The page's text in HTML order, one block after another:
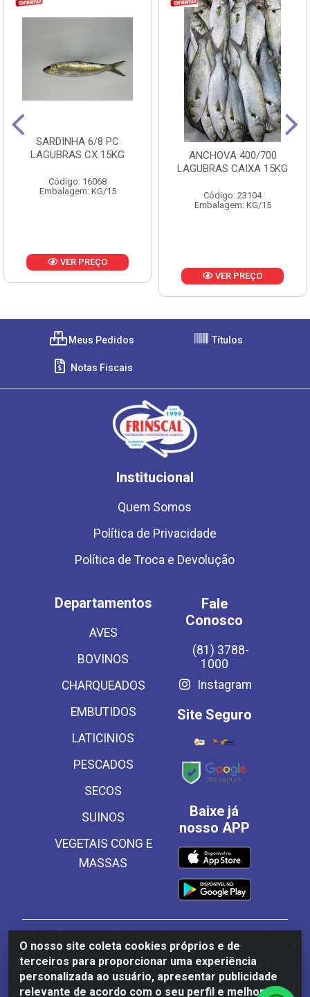
SARDINHA 6/8 PC
LAGUBRAS CX 15KG
Código: 16068
Embalagem: KG/15
VER PREÇO
ANCHOVA 400/700
LAGUBRAS CAIXA 15KG
Código: 23104
Embalagem: KG/15
VER PREÇO
O nosso site coleta cookies próprios e de
terceiros para proporcionar uma experiência
personalizada ao usuário, apresentar publicidade
relevante de acordo com o seu perfil e melhorar a
Meus Pedidos Títulos
Notas Fiscais
Institucional
Quem Somos
Política de Privacidade
Política de Troca e Devolução
Departamentos
AVES
BOVINOS
CHARQUEADOS
EMBUTIDOS
LATICINIOS
PESCADOS
SECOS
SUINOS
VEGETAIS CONG E
MASSAS
Fale
Conosco
(81) 3788-
1000
Instagram
Site Seguro
Baixe já
nosso APP
Frinscal - Distribuidora e Importadora de Alimentos
LTDA - Rodovia BR 101 Sul Km 187, 310 Galpão - Santa
Rosa, Palmares/PE - CEP 55540-000 - CNPJ
03.504.437/0001-50